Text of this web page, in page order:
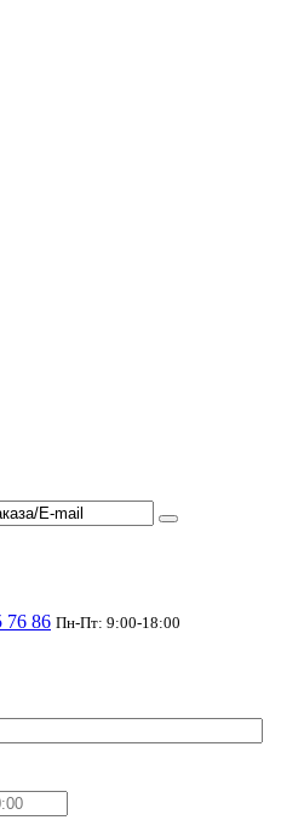
76 86 Пн-Пт: 9:00-18:00